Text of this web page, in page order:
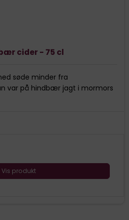
cider - 75 cl
søde minder fra
var på hindbær jagt i mormors
Vis produkt